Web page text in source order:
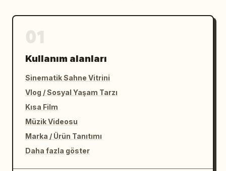
Kullanım alanları
Sinematik Sahne Vitrini
Vlog / Sosyal Yaşam Tarzı
Kısa Film
Müzik Videosu
Marka / Ürün Tanıtımı
Daha fazla göster